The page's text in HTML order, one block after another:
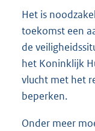
Het is
toekomst een
de
het Koninklijk
vlucht met het
beperken.
Onder meer